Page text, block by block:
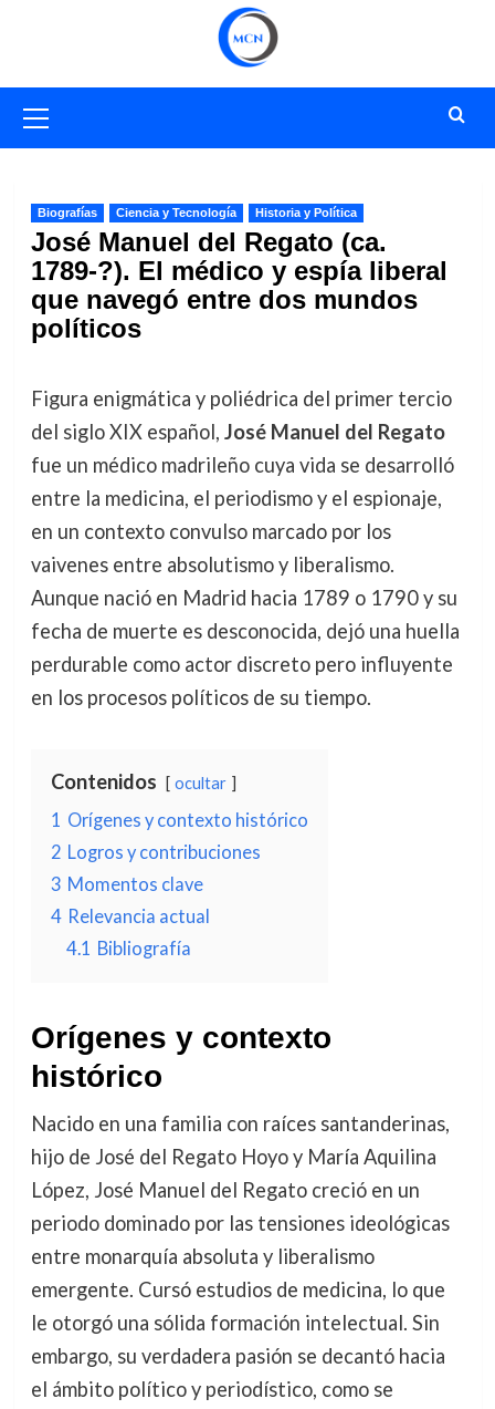
primario
Biografías Ciencia y Tecnología Historia y Política
José Manuel del Regato (ca.
1789-?). El médico y espía liberal
que navegó entre dos mundos
políticos
Figura enigmática y poliédrica del primer tercio
del siglo XIX español, José Manuel del Regato
fue un médico madrileño cuya vida se desarrolló
entre la medicina, el periodismo y el espionaje,
en un contexto convulso marcado por los
vaivenes entre absolutismo y liberalismo.
Aunque nació en Madrid hacia 1789 o 1790 y su
fecha de muerte es desconocida, dejó una huella
perdurable como actor discreto pero influyente
en los procesos políticos de su tiempo.
Contenidos ocultar
1 Orígenes y contexto histórico
2 Logros y contribuciones
3 Momentos clave
4 Relevancia actual
4.1 Bibliografía
Orígenes y contexto
histórico
Nacido en una familia con raíces santanderinas,
hijo de José del Regato Hoyo y María Aquilina
López, José Manuel del Regato creció en un
periodo dominado por las tensiones ideológicas
entre monarquía absoluta y liberalismo
emergente. Cursó estudios de medicina, lo que
le otorgó una sólida formación intelectual. Sin
embargo, su verdadera pasión se decantó hacia
el ámbito político y periodístico, como se